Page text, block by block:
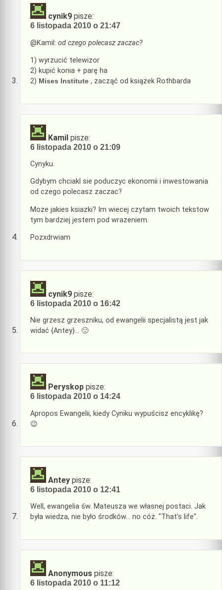
cynik9 pisze:
6 listopada 2010 o 21:47
@Kamil: od czego polecasz zaczac?
1) wyrzucić telewizor
2) kupić konia + parę ha
2) Mises Institute , zacząć od książek Rothbarda
Kamil pisze:
6 listopada 2010 o 21:09
Cynyku.
Gdybym chciakl sie poduczyc ekonomii i inwestowania
od czego polecasz zaczac?
Moze jakies ksiazki? Im wiecej czytam twoich tekstow
tym bardziej jestem pod wrazeniem.
Pozxdrwiam
cynik9 pisze:
6 listopada 2010 o 16:42
Nie grzesz grzeszniku, od ewangelii specjalistą jest jak
widać {Antey}… 🙂
Peryskop pisze:
6 listopada 2010 o 14:24
Apropos Ewangelii, kiedy Cyniku wypuścisz encyklikę?
😉
Antey pisze:
6 listopada 2010 o 12:41
Well, ewangelia św. Mateusza we własnej postaci. Jak
była wiedza, nie było środków… no cóż. "That's life".
Anonymous pisze:
6 listopada 2010 o 11:12